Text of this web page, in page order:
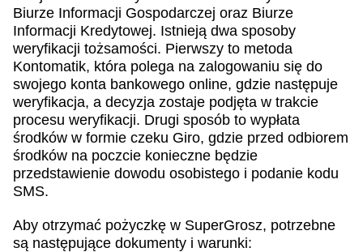
Biurze Informacji Gospodarczej oraz Biurze
Informacji Kredytowej. Istnieją dwa sposoby
weryfikacji tożsamości. Pierwszy to metoda
Kontomatik, która polega na zalogowaniu się do
swojego konta bankowego online, gdzie następuje
weryfikacja, a decyzja zostaje podjęta w trakcie
procesu weryfikacji. Drugi sposób to wypłata
środków w formie czeku Giro, gdzie przed odbiorem
środków na poczcie konieczne będzie
przedstawienie dowodu osobistego i podanie kodu
SMS.
Aby otrzymać pożyczkę w SuperGrosz, potrzebne
są następujące dokumenty i warunki: